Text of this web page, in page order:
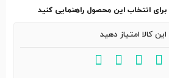
انتخاب این محصول راهنمایی کنید
کالا امتیاز دهید